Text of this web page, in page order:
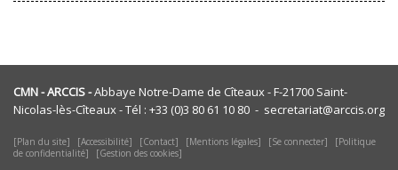
CMN - ARCCIS -Abbaye Notre-Dame de Cîteaux - F-21700 Saint-
Nicolas-lès-Cîteaux - Tél : +33 (0)3 80 61 10 80 - secretariat@arccis.org
Plan du site Accessibilité Contact Mentions légales Se connecter
Politique
de confidentialité
Gestion des cookies